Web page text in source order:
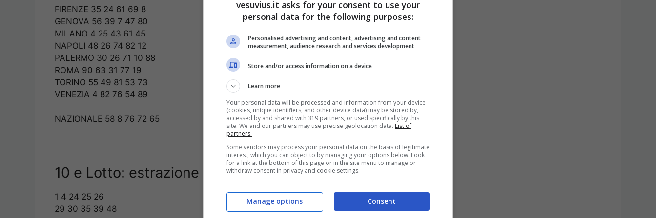
FIRENZE 35 24 61 69 8
GENOVA 56 39 7 47 80
MILANO 4 25 43 61 45
NAPOLI 48 26 74 82 12
PALERMO 30 26 71 10 88
ROMA 90 63 31 77 19
TORINO 55 49 81 53 73
VENEZIA 4 82 76 54 89
NAZIONALE 58 8 76 72 65
10 e Lotto: estrazione del 12 ottobre
1 4 24 25 26
29 30 35 39 48
vesuvius.it asks for your consent to use your
personal data for the following purposes:
Personalised advertising and content, advertising and content
measurement, audience research and services development
Store and/or access information on a device
Learn more
Your personal data will be processed and information from your device
(cookies, unique identifiers, and other device data) may be stored by,
accessed by and shared with 319 partners, or used specifically by this
site. We and our partners may use precise geolocation data. List of
partners.
Some vendors may process your personal data on the basis of legitimate
interest, which you can object to by managing your options below. Look
for a link at the bottom of this page or in the site menu to manage or
withdraw consent in privacy and cookie settings.
Consent
Manage options